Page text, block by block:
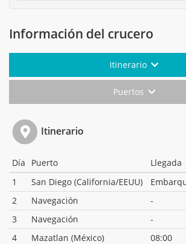
Información del crucero
Itinerario
Puertos
Itinerario
Día Puerto Llegada
1
San Diego (California/EEUU)
2
Navegación -
3
Navegación -
4
Mazatlan (México) 08:00